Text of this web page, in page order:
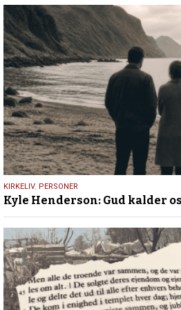
5.
maj
2026
KIRKELIV, PERSONER
Kyle Henderson: Gud kalder